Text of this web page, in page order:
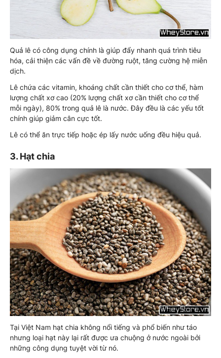
Quả lê có công dụng chính là giúp đẩy nhanh quá trình tiêu
hóa, cải thiện các vấn đề về đường ruột, tăng cường hệ miễn
dịch.
Lê chứa các vitamin, khoáng chất cần thiết cho cơ thể, hàm
lượng chất xơ cao (20% lượng chất xơ cần thiết cho cơ thể
mỗi ngày), 80% trong quả lê là nước. Đây đều là các yếu tốt
chính giúp giảm cân cực tốt.
Lê có thể ăn trực tiếp hoặc ép lấy nước uống đều hiệu quả.
3. Hạt chia
Tại Việt Nam hạt chia không nổi tiếng và phổ biến như táo
nhưng loại hạt này lại rất được ưa chuộng ở nước ngoài bởi
những công dụng tuyệt vời từ nó.